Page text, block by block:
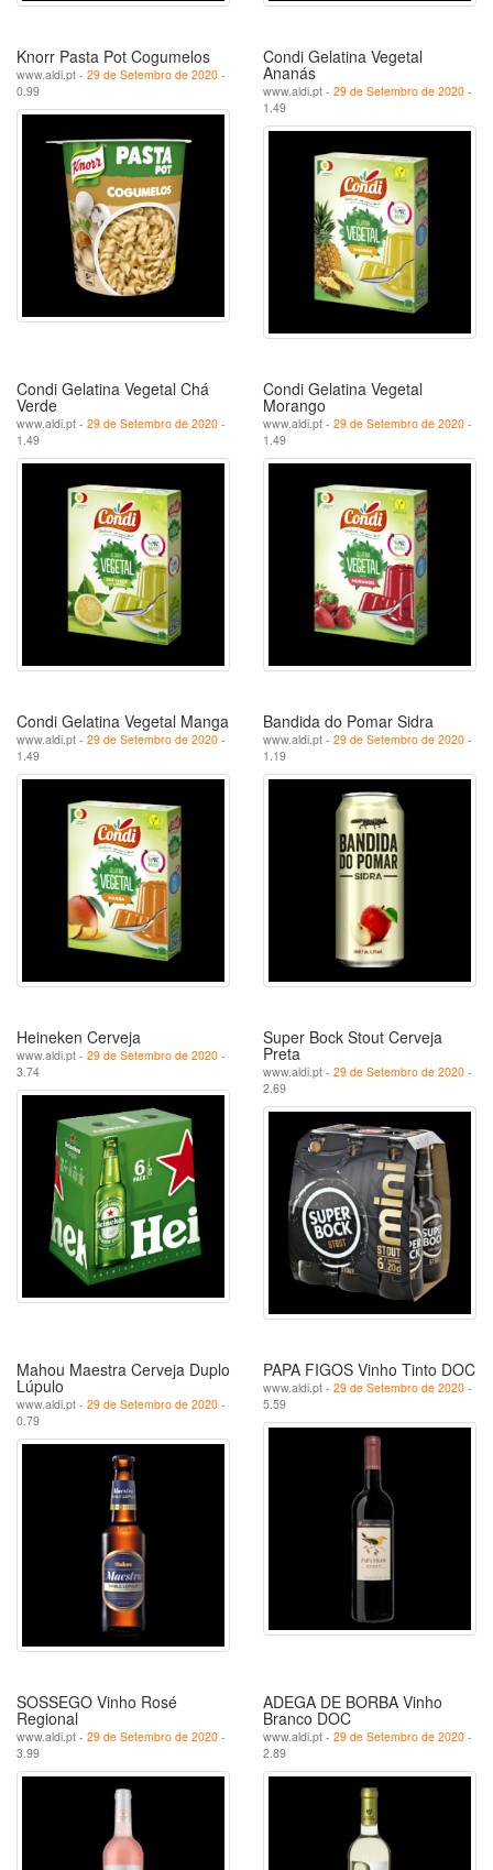
Knorr Pasta Pot Cogumelos
www.aldi.pt - 29 de Setembro de 2020 -
0.99
Condi Gelatina Vegetal
Ananás
www.aldi.pt - 29 de Setembro de 2020 -
1.49
Condi Gelatina Vegetal Chá
Verde
www.aldi.pt - 29 de Setembro de 2020 -
1.49
Condi Gelatina Vegetal
Morango
www.aldi.pt - 29 de Setembro de 2020 -
1.49
Condi Gelatina Vegetal Manga
www.aldi.pt - 29 de Setembro de 2020 -
1.49
Bandida do Pomar Sidra
www.aldi.pt - 29 de Setembro de 2020 -
1.19
Heineken Cerveja
www.aldi.pt - 29 de Setembro de 2020 -
3.74
Super Bock Stout Cerveja
Preta
www.aldi.pt - 29 de Setembro de 2020 -
2.69
Mahou Maestra Cerveja Duplo
Lúpulo
www.aldi.pt - 29 de Setembro de 2020 -
0.79
PAPA FIGOS Vinho Tinto DOC
www.aldi.pt - 29 de Setembro de 2020 -
5.59
SOSSEGO Vinho Rosé
Regional
www.aldi.pt - 29 de Setembro de 2020 -
3.99
ADEGA DE BORBA Vinho
Branco DOC
www.aldi.pt - 29 de Setembro de 2020 -
2.89